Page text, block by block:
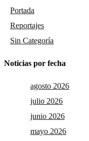
Portada
Reportajes
Sin Categoría
Noticias por fecha
agosto 2026
julio 2026
junio 2026
mayo 2026